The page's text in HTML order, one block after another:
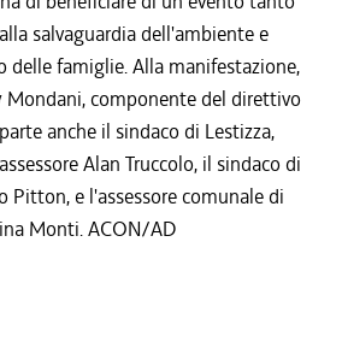
salvaguardia dell'ambiente e
famiglie. Alla manifestazione,
componente del direttivo
anche il sindaco di Lestizza,
Alan Truccolo, il sindaco di
Pitton, e l'assessore comunale di
Monti. ACON/AD